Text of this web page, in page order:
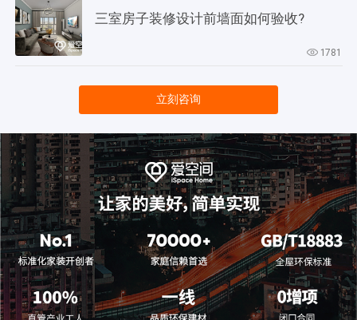
三室房子装修设计前墙面如何验收?
1781
立刻咨询